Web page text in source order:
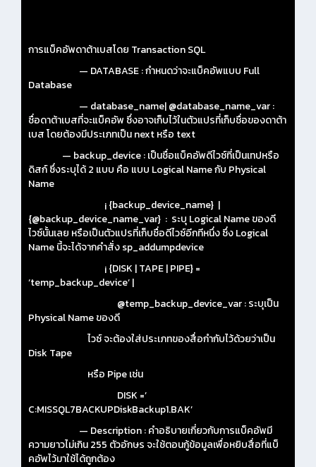
การแบ็คอัพดาต้าเบสโดย Transaction SQL
— DATABASE : กำหนดว่าจะแบ็คอัพแบบ Full
Database
— database_name| @database_name_var :
ชื่อดาต้าเบสที่จะแบ็คอัพ ซึ่งอาจเก็บไว้ในตัวแปรที่เก็บชื่อของดาต้า
เบส โดยต้องมีประเภทเป็น next หรือ text
— backup_device : เป็นชื่อแบ็คอัพดีไวซ์ที่เป็นเทปหรือ
ดิสก์ ซึ่งระบุได้ 2 แบบ คือ แบบ Logical Name กับ Physical
Name
¡ {backup_device_name} |
{@backup_device_name_var} : ระบุ Logical Name ของดี
ไวซ์นั้นเลย หรือเป็นตัวแปรที่เก็บชื่อดีไวซ์อีกทีหนึ่ง ซึ่ง Logical
Name นี้จะได้จากคำสั่ง sp_addumpdevice
¡ {DISK | TAPE | PIPE} =
‘temp_backup_device’ |
@temp_backup_device_var : ระบุเป็น
Physical Name ของดี
ไวซ์ จะต้องใส่ประเภทของสื่อกำกับไว้ด้วยว่าเป็น
Disk Tape
หรือ Pipe เช่น
DISK =’
C:MISSQL7BACKUPDiskBackup1.BAK’
— Description : คำอธิบายเกี่ยวกับการแบ็คอัพมี
ความยาวไม่เกิน 255 ตัวอักษร จะใช้ตอนกู้ข้อมูลเพื่อหยิบสื่อที่แบ็
คอัพไว้มาใช้ได้ถูกต้อง